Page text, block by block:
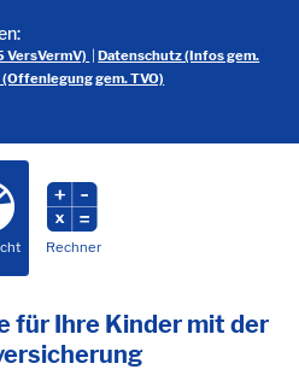
VersVermV) |Datenschutz (Infos gem.
gem. TVO)
Rechner
für Ihre Kinder mit der